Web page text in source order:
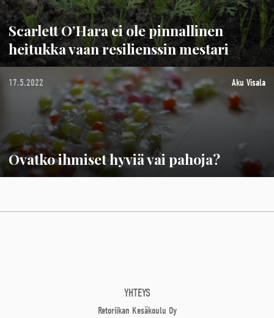
Scarlett O’Hara ei ole pinnallinen
heitukka vaan resilienssin mestari
17.5.2022 Aku Visala
Ovatko ihmiset hyviä vai pahoja?
YHTEYS
Retoriikan Kesäkoulu Oy